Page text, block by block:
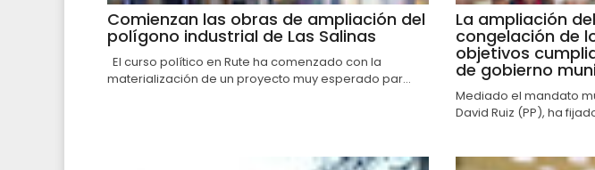
Comienzan las obras de ampliación del
polígono industrial de Las Salinas
El curso político en Rute ha comenzado con la
materialización de un proyecto muy esperado par...
La ampliación
congelación de
objetivos
de gobierno
Mediado el mandato
David Ruiz (PP), ha